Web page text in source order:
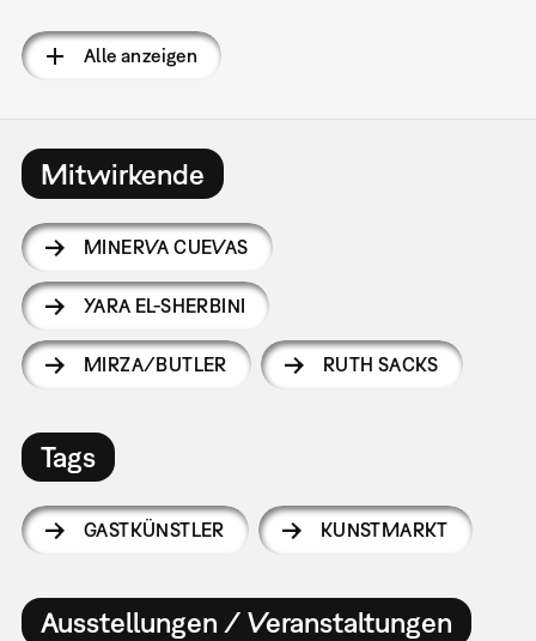
Alle anzeigen
Mitwirkende
MINERVA CUEVAS
YARA EL-SHERBINI
MIRZA/BUTLER RUTH SACKS
Tags
GASTKÜNSTLER KUNSTMARKT
Ausstellungen / Veranstaltungen